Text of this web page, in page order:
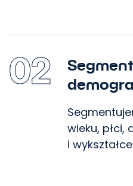
02
wieku, płci,
i